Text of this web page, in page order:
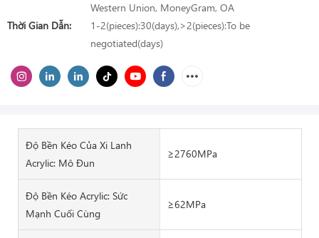
Western Union, MoneyGram, OA
Thời Gian Dẫn:
1-2(pieces):30(days),>2(pieces):To be
negotiated(days)
Độ Bền Kéo Của Xi Lanh
Acrylic: Mô Đun
≥2760MPa
Độ Bền Kéo Acrylic: Sức
Mạnh Cuối Cùng
≥62MPa